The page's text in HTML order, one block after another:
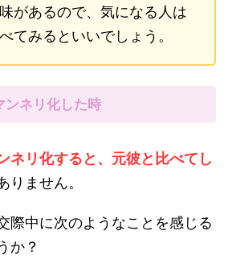
があるので、気になる人は
てみるといいでしょう。
ンネリ化した時
ネリ化すると、元彼と比べてし
りません。
際中に次のようなことを感じる
か？